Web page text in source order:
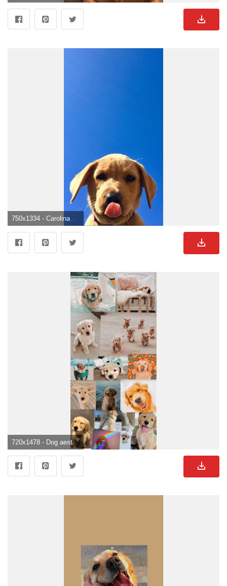
750x1334 - Carolinabarrueco on Cuccioli. Cute dog wallpaper, Dog wallpaper iphone, Dog wallpaper. Süße Hunde Hintergrund .
720x1478 - Dog aesthetic collage. Cachorros adorables, Pantalla de perro, Mascotas bonitas. Süße Hunde Hintergrundbild für Handy.